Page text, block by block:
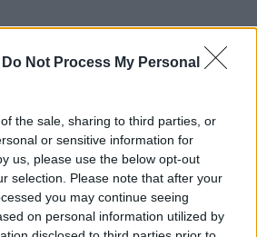
Do Not Process My Personal
the sale, sharing to third parties, or
or sensitive information for
us, please use the below opt-out
selection. Please note that after your
you may continue seeing
on personal information utilized by